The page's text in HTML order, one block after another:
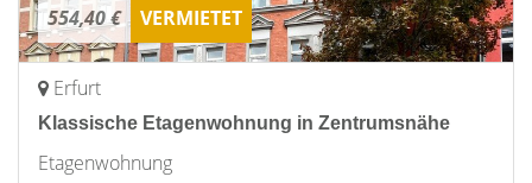
554,40 € VERMIETET
Erfurt
Klassische Etagenwohnung in Zentrumsnähe
Etagenwohnung